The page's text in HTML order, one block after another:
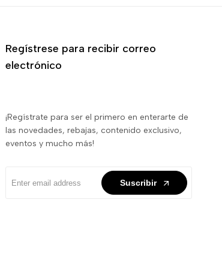
Regístrese para recibir correo
electrónico
¡Regístrate para ser el primero en enterarte de
las novedades, rebajas, contenido exclusivo,
eventos y mucho más!
Suscribir